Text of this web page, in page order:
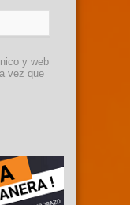
y web
vez que